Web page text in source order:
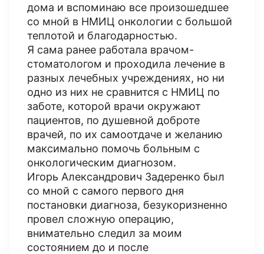
дома и вспоминаю все произошедшее
со мной в НМИЦ онкологии с большой
теплотой и благодарностью.
Я сама ранее работала врачом-
стоматологом и проходила лечение в
разных лечебных учреждениях, но ни
одно из них не сравнится с НМИЦ по
заботе, которой врачи окружают
пациентов, по душевной доброте
врачей, по их самоотдаче и желанию
максимально помочь больным с
онкологическим диагнозом.
Игорь Александрович Задеренко был
со мной с самого первого дня
постановки диагноза, безукоризненно
провел сложную операцию,
внимательно следил за моим
состоянием до и после